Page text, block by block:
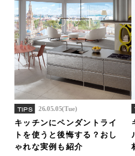
TIPS 26.05.05(Tue)
キッチンにペンダントライ
トを使うと後悔する？おし
ゃれな実例も紹介